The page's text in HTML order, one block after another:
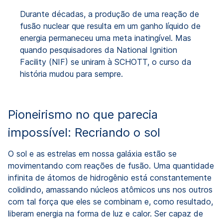
Durante décadas, a produção de uma reação de
fusão nuclear que resulta em um ganho líquido de
energia permaneceu uma meta inatingível. Mas
quando pesquisadores da National Ignition
Facility (NIF) se uniram à SCHOTT, o curso da
história mudou para sempre.
Pioneirismo no que parecia
impossível: Recriando o sol
O sol e as estrelas em nossa galáxia estão se
movimentando com reações de fusão. Uma quantidade
infinita de átomos de hidrogênio está constantemente
colidindo, amassando núcleos atômicos uns nos outros
com tal força que eles se combinam e, como resultado,
liberam energia na forma de luz e calor. Ser capaz de